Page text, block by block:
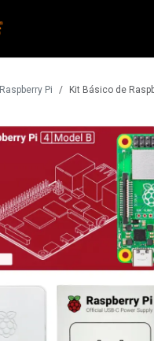
Raspberry Pi Kit Básico de